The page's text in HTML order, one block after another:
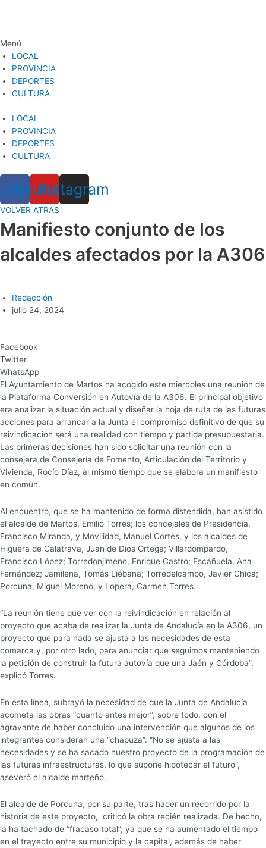
Menú
LOCAL
PROVINCIA
DEPORTES
CULTURA
LOCAL
PROVINCIA
DEPORTES
CULTURA
Youtube
Instagram
VOLVER ATRÁS
Manifiesto conjunto de los
alcaldes afectados por la A306
Redacción
julio 24, 2024
Facebook
Twitter
WhatsApp
El Ayuntamiento de Martos ha acogido este miércoles una reunión de
la Plataforma Conversión en Autovía de la A306. El principal objetivo
era analizar la situación actual y diseñar la hoja de ruta de las futuras
acciones para arrancar a la Junta el compromiso definitivo de que su
reivindicación será una realidad con tiempo y partida presupuestaria.
Las primeras decisiones han sido solicitar una reunión con la
consejera de Consejería de Fomento, Articulación del Territorio y
Vivienda, Rocío Díaz, al mismo tiempo que se elabora un manifiesto
en común.
Al encuentro, que se ha mantenido de forma distendida, han asistido
el alcalde de Martos, Emilio Torres; los concejales de Presidencia,
Francisco Miranda, y Movilidad, Manuel Cortés, y los alcaldes de
Higuera de Calatrava, Juan de Dios Ortega; Villardompardo,
Francisco López; Torredonjimeno, Enrique Castro; Escañuela, Ana
Fernández; Jamilena, Tomás Liébana; Torredelcampo, Javier Chica;
Porcuna, Miguel Moreno, y Lopera, Carmen Torres.
“La reunión tiene que ver con la reivindicación en relación al
proyecto que acaba de realizar la Junta de Andalucía en la A306, un
proyecto que para nada se ajusta a las necesidades de esta
comarca y, por otro lado, para anunciar que seguimos manteniendo
la petición de construir la futura autovía que una Jaén y Córdoba”,
explicó Torres.
En esta línea, subrayó la necesidad de que la Junta de Andalucía
acometa las obras “cuanto antes mejor”, sobre todo, con el
agravante de haber concluido una intervención que algunos de los
integrantes consideran una “chapuza”. “No se ajusta a las
necesidades y se ha sacado nuestro proyecto de la programación de
las futuras infraestructuras, lo que supone hipotecar el futuro”,
aseveró el alcalde marteño.
El alcalde de Porcuna, por su parte, tras hacer un recorrido por la
historia de este proyecto, criticó la obra recién realizada. De hecho,
la ha tachado de “fracaso total”, ya que se ha aumentado el tiempo
en el trayecto entre su municipio y la capital, además de haber